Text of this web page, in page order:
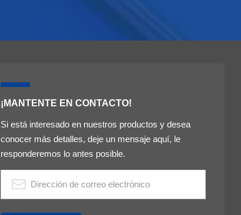
¡MANTENTE EN CONTACTO!
Si está interesado en nuestros productos y desea
conocer más detalles, deje un mensaje aquí, le
responderemos lo antes posible.